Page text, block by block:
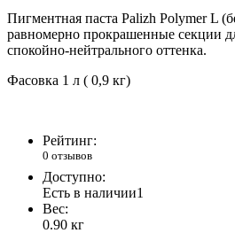
Пигментная паста Palizh Polymer L
равномерно прокрашенные секции
спокойно-нейтрального оттенка.
Фасовка 1 л ( 0,9 кг)
Рейтинг:
0 отзывов
Доступно:
Есть в наличии1
Вес:
0.90 кг